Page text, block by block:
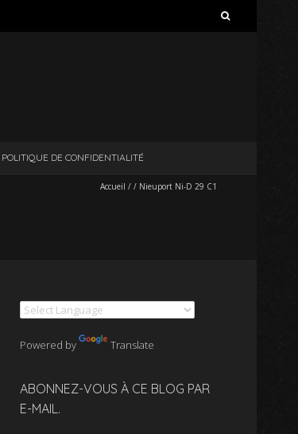
POLITIQUE DE CONFIDENTIALITÉ
Accueil // Nieuport Ni-D 29 C1
Powered by Translate
ABONNEZ-VOUS À CE BLOG PAR
E-MAIL.